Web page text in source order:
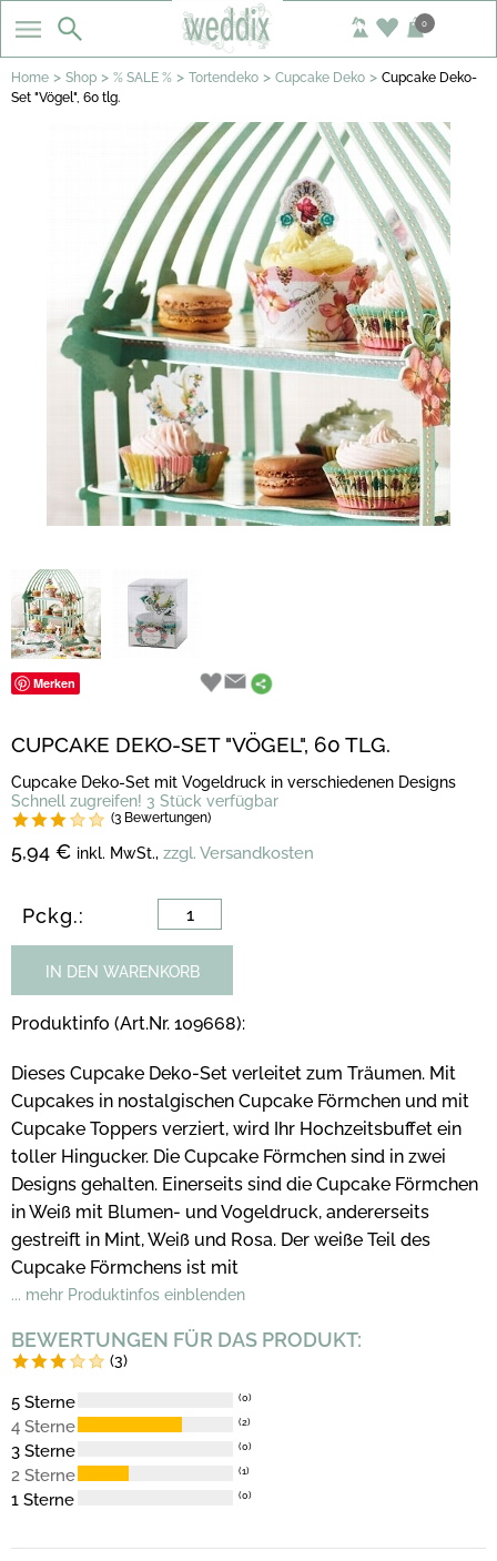
0
Home > Shop > % SALE % > Tortendeko > Cupcake Deko > Cupcake Deko-
Set "Vögel", 60 tlg.
Merken
CUPCAKE DEKO-SET "VÖGEL", 60 TLG.
Cupcake Deko-Set mit Vogeldruck in verschiedenen Designs
Schnell zugreifen! 3 Stück verfügbar
(3 Bewertungen)
5,94 € inkl. MwSt., zzgl. Versandkosten
Pckg.:
IN DEN WARENKORB
Produktinfo (Art.Nr. 109668):
Dieses Cupcake Deko-Set verleitet zum Träumen. Mit
Cupcakes in nostalgischen Cupcake Förmchen und mit
Cupcake Toppers verziert, wird Ihr Hochzeitsbuffet ein
toller Hingucker. Die Cupcake Förmchen sind in zwei
Designs gehalten. Einerseits sind die Cupcake Förmchen
in Weiß mit Blumen- und Vogeldruck, andererseits
gestreift in Mint, Weiß und Rosa. Der weiße Teil des
Cupcake Förmchens ist mit
... mehr Produktinfos einblenden
BEWERTUNGEN FÜR DAS PRODUKT:
(3)
5 Sterne (0)
4 Sterne (2)
3 Sterne (0)
2 Sterne (1)
1 Sterne (0)